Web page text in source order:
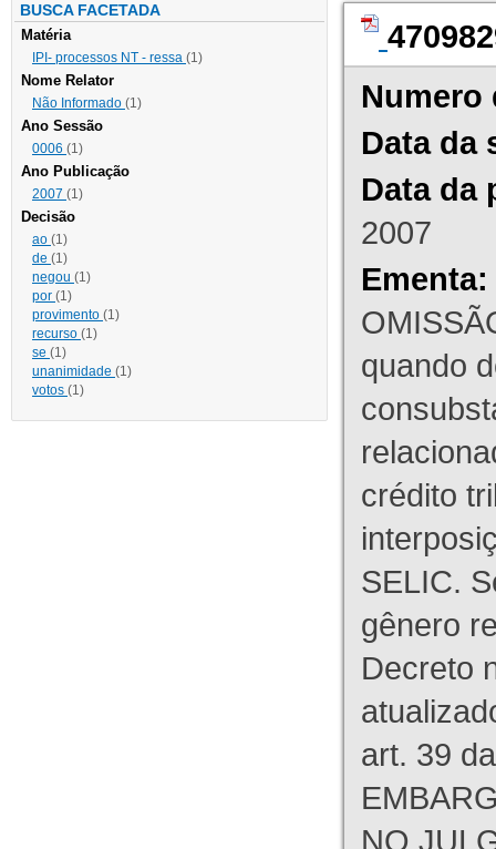
BUSCA FACETADA
Matéria
IPI- processos NT - ressa (1)
Nome Relator
Não Informado (1)
Ano Sessão
0006 (1)
Ano Publicação
2007 (1)
Decisão
ao (1)
de (1)
negou (1)
por (1)
provimento (1)
recurso (1)
se (1)
unanimidade (1)
votos (1)
Numero
Data da
Data da
2007
Ementa:
quando
crédito
SELIC.
gênero
Decreto
art. 39
NO